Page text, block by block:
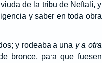
de la tribu de Neftalí, y
y saber en toda obra
y rodeaba a una y a otra
bronce, para que fuesen